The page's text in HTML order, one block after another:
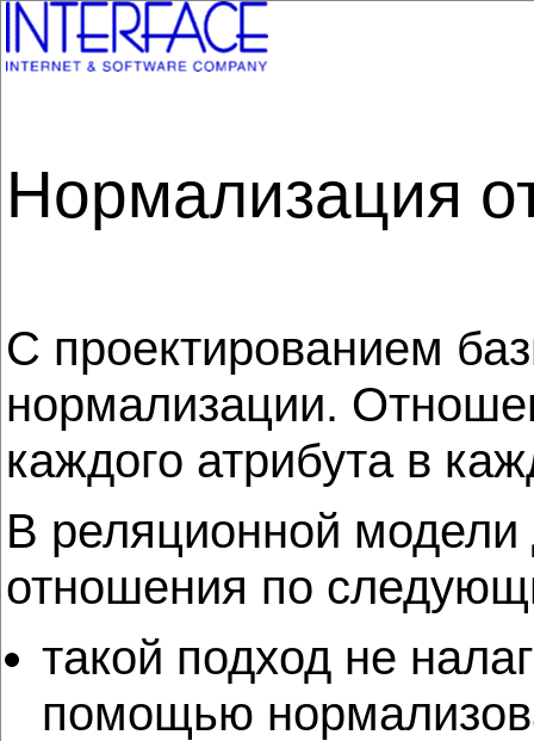
Нормализация
С проектированием
нормализации.
каждого атрибута в
В реляционной
отношения по
такой подход не
помощью